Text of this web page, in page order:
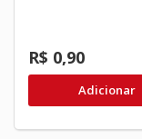
R$ 0,90
Adicionar